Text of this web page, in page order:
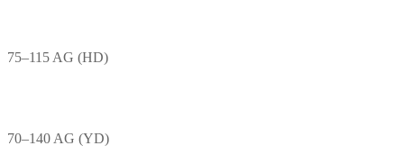
75–115 AG (HD)
70–140 AG (YD)